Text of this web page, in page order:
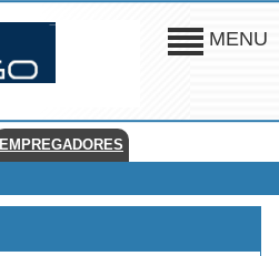
MENU
EMPREGADORES